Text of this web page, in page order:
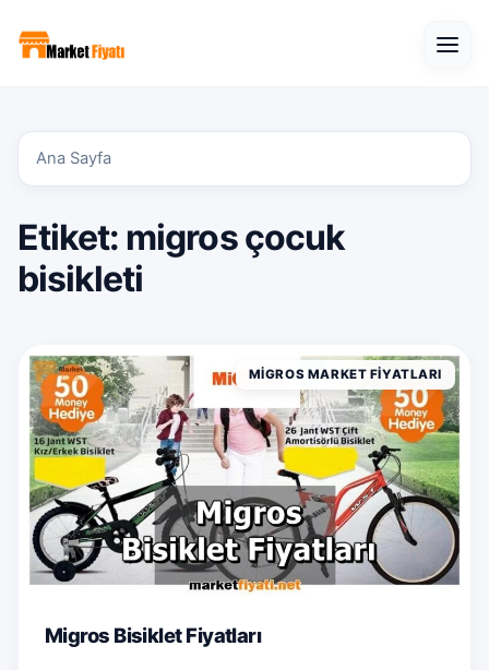
Ana Sayfa
Etiket: migros çocuk
bisikleti
MIGROS MARKET FIYATLARI
Migros Bisiklet Fiyatları